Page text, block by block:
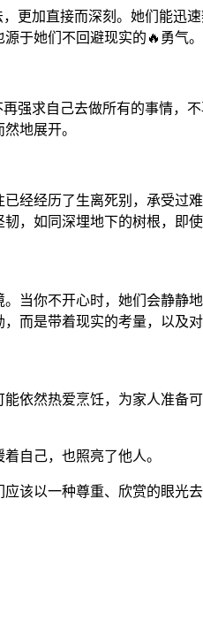
更加直接而深刻。她们能迅
于她们不回避现实的🔥勇气。
强求自己去做所有的事情，
地展开。
经经历了生离死别，承受过
，如同深埋地下的树根，即
当你不开心时，她们会静静
而是带着现实的考量，以及对
依然热爱烹饪，为家人准备
自己，也照亮了他人。
该以一种尊重、欣赏的眼光